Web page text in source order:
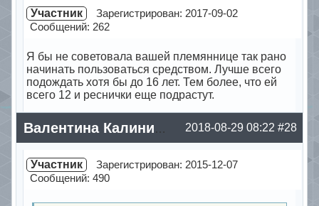
Участник
Зарегистрирован: 2017-09-02
Сообщений: 262
Я бы не советовала вашей племяннице так рано
начинать пользоваться средством. Лучше всего
подождать хотя бы до 16 лет. Тем более, что ей
всего 12 и реснички еще подрастут.
Offline #28
2018-08-29 08:22
Валентина Калинина
Участник
Зарегистрирован: 2015-12-07
Сообщений: 490